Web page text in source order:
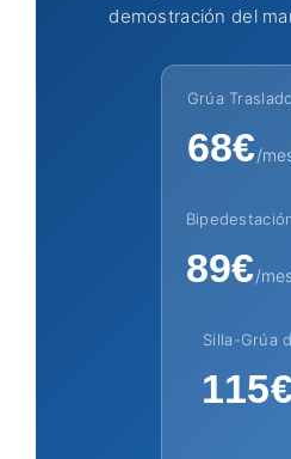
demostración del
Grúa
68€/
89€/
Silla-Grúa